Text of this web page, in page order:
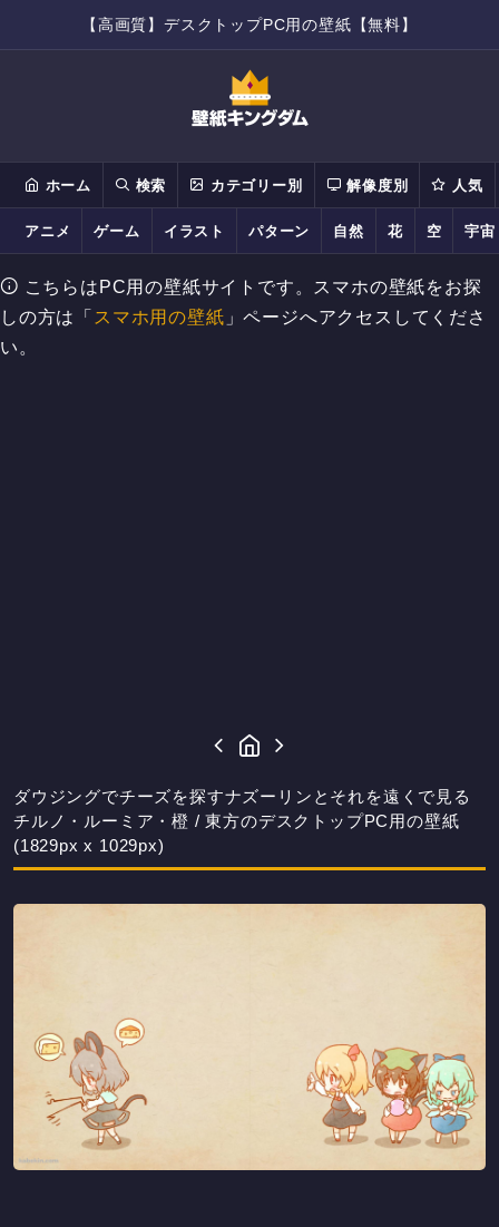
【高画質】デスクトップPC用の壁紙【無料】
ホーム 検索 カテゴリー別 解像度別 人気
アニメ ゲーム イラスト パターン 自然 花 空 宇宙
こちらはPC用の壁紙サイトです。スマホの壁紙をお探
しの方は「 スマホ用の壁紙 」ページへアクセスしてくださ
い。
ダウジングでチーズを探すナズーリンとそれを遠くで見る
チルノ・ルーミア・橙 / 東方のデスクトップPC用の壁紙
(1829px x 1029px)